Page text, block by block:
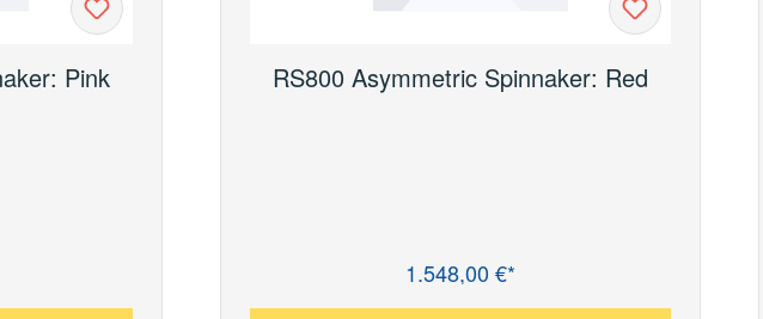
Pink RS800 Asymmetric Spinnaker: Red
1.548,00 €*